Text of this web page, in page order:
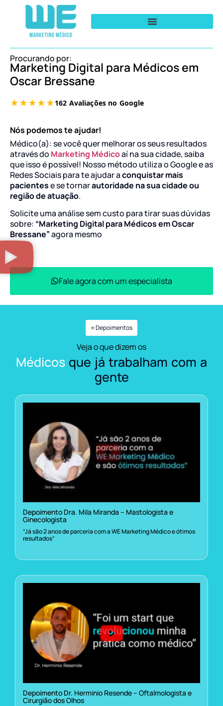
Procurando por:
Marketing Digital para Médicos em
Oscar Bressane
Nós podemos te ajudar!
Médico(a): se você quer melhorar os seus resultados
através do Marketing Médicoaí na sua cidade, saiba
que isso é possível! Nosso método utiliza o Google e as
Redes Sociais para te ajudar aconquistar mais
pacientese se tornarautoridade na sua cidade ou
região de atuação.
Solicite uma análise sem custo para tirar suas dúvidas
sobre: “Marketing Digital para Médicos em Oscar
Bressane”agora mesmo
Fale agora com um especialista
⭐ Depoimentos
Veja o que dizem os
Médicos que já trabalham com a
gente
Depoimento Dra. Mila Miranda – Mastologista e
Ginecologista
“Já são 2 anos de parceria com a WE Marketing Médico e ótimos
resultados”
Depoimento Dr. Herminio Resende – Oftalmologista e
Cirurgião dos Olhos